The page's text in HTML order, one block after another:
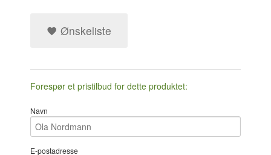
Ønskeliste
Forespør et pristilbud for dette produktet:
Navn
E-postadresse